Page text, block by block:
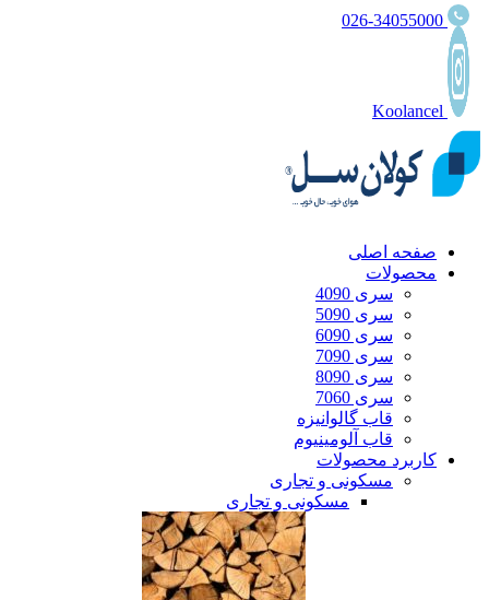
صفحه اصلی
محصولات
سری 4090
سری 5090
سری 6090
سری 7090
سری 8090
سری 7060
قاب گالوانیزه
قاب آلومینیوم
کاربرد محصولات
مسکونی و تجاری
مسکونی و تجاری